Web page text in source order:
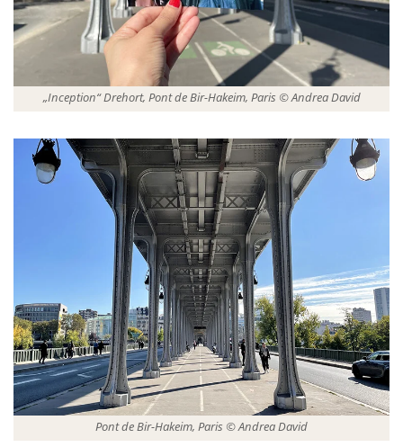
„Inception“ Drehort, Pont de Bir-Hakeim, Paris © Andrea David
Pont de Bir-Hakeim, Paris © Andrea David